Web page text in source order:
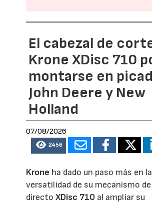
El cabezal de
Krone XDisc 710
montarse en
John Deere y New
Holland
07/08/2026
2456
Krone ha dado un paso más en la
versatilidad de su mecanismo
directoXDisc 710 al ampliar su